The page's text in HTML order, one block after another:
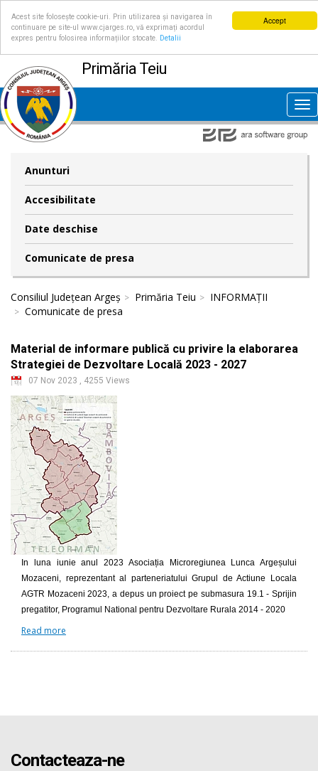
Accept
Acest site folosește cookie-uri. Prin utilizarea și navigarea în
continuare pe site-ul www.cjarges.ro, vă exprimați acordul
expres pentru folosirea informațiilor stocate.
Detalii
Primăria Teiu
Anunturi
Accesibilitate
Date deschise
Comunicate de presa
Consiliul Județean Argeș Primăria Teiu
INFORMAȚII
Comunicate de presa
Material de informare publică cu privire la elaborarea
Strategiei de Dezvoltare Locală 2023 - 2027
07 Nov 2023 , 4255 Views
In luna iunie anul 2023 Asociația Microregiunea Lunca Argeșului
Mozaceni, reprezentant al parteneriatului Grupul de Actiune Locala
AGTR Mozaceni 2023, a depus un proiect pe submasura 19.1 - Sprijin
pregatitor, Programul National pentru Dezvoltare Rurala 2014 - 2020
Read more
Contacteaza-ne